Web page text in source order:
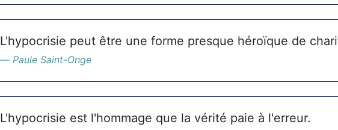
L'hypocrisie peut être une forme presque héroïque de
Paule Saint-Onge
L'hypocrisie est l'hommage que la vérité paie à l'erreur.